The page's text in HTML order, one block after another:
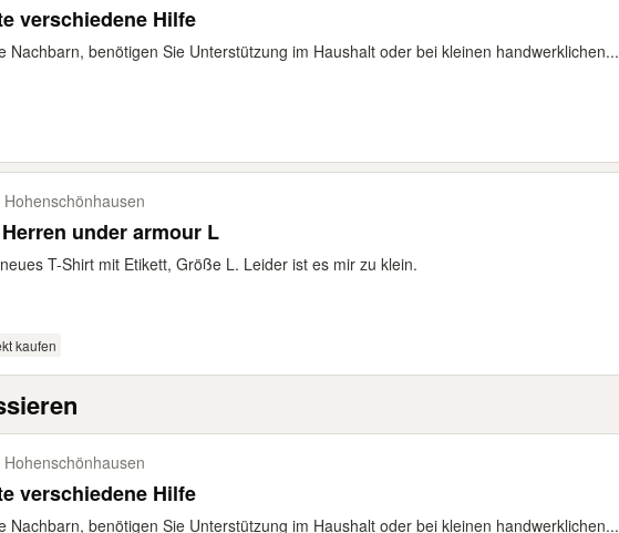
verschiedene Hilfe
Nachbarn, benötigen Sie Unterstützung im Haushalt oder bei kleinen handwerklichen...
Hohenschönhausen
under armour L
T-Shirt mit Etikett, Größe L. Leider ist es mir zu klein.
kaufen
Hohenschönhausen
verschiedene Hilfe
Nachbarn, benötigen Sie Unterstützung im Haushalt oder bei kleinen handwerklichen...